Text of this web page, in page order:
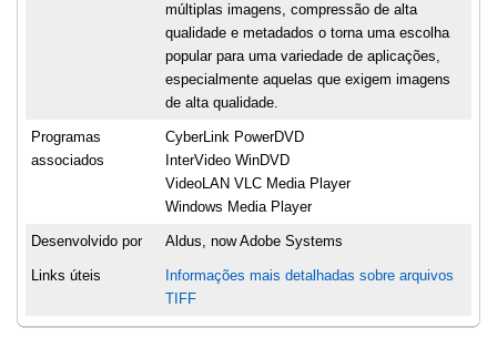
múltiplas imagens, compressão de alta
qualidade e metadados o torna uma escolha
popular para uma variedade de aplicações,
especialmente aquelas que exigem imagens
de alta qualidade.
Programas
associados
CyberLink PowerDVD
InterVideo WinDVD
VideoLAN VLC Media Player
Windows Media Player
Desenvolvido por Aldus, now Adobe Systems
Links úteis
Informações mais detalhadas sobre arquivos
TIFF